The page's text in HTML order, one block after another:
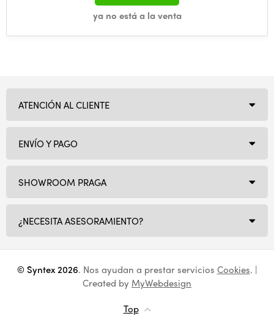
ya no está a la venta
SHOWROOM PRAGA
¿NECESITA ASESORAMIENTO?
ATENCIÓN AL CLIENTE
ENVÍO Y PAGO
© Syntex 2026. Nos ayudan a prestar servicios Cookies. |
Created by MyWebdesign
Top